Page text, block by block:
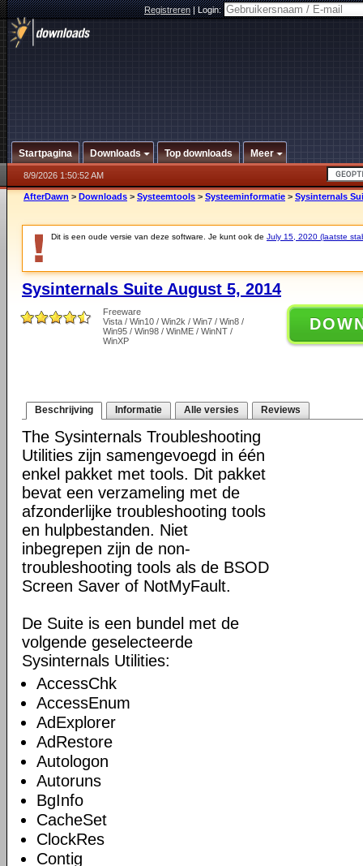
Registreren|Login:
Startpagina Downloads Top downloads Meer
8/9/2026 1:50:52 AM
AfterDawn > Downloads > Systeemtools > Systeeminformatie > Sysinternals
Dit is een oude versie van deze software. Je kunt ook de July 15, 2020 (laatste
Sysinternals Suite August 5, 2014
Freeware
Vista / Win10 / Win2k / Win7 / Win8 /
Win95 / Win98 / WinME / WinNT /
WinXP
Beschrijving Informatie Alle versies Reviews
The Sysinternals Troubleshooting
Utilities zijn samengevoegd in één
enkel pakket met tools. Dit pakket
bevat een verzameling met de
afzonderlijke troubleshooting tools
en hulpbestanden. Niet
inbegrepen zijn de non-
troubleshooting tools als de BSOD
Screen Saver of NotMyFault.
De Suite is een bundel met de
volgende geselecteerde
Sysinternals Utilities:
AccessChk
AccessEnum
AdExplorer
AdRestore
Autologon
Autoruns
BgInfo
CacheSet
ClockRes
Contig